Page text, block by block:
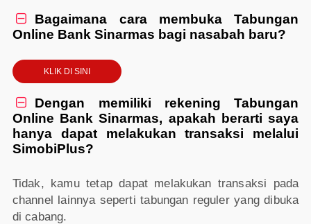

Bagaimana cara membuka Tabungan
Online Bank Sinarmas bagi nasabah baru?
KLIK DI SINI

Dengan memiliki rekening Tabungan
Online Bank Sinarmas, apakah berarti saya
hanya dapat melakukan transaksi melalui
SimobiPlus?
Tidak, kamu tetap dapat melakukan transaksi pada
channel lainnya seperti tabungan reguler yang dibuka
di cabang.